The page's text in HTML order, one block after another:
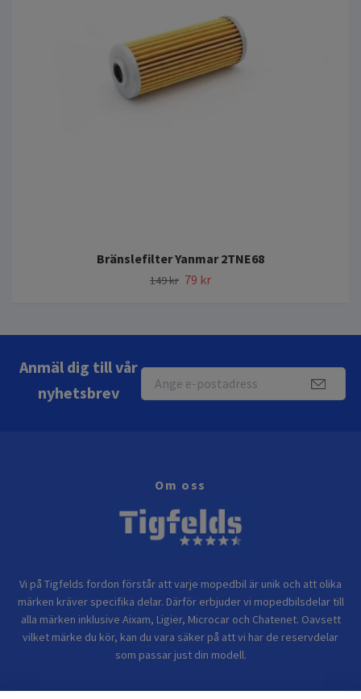
Bränslefilter Yanmar 2TNE68
149 kr 79 kr
Anmäl dig till vår
nyhetsbrev
Om oss
Vi på Tigfelds fordon förstår att varje mopedbil är unik och att olika
märken kräver specifika delar. Därför erbjuder vi mopedbilsdelar till
alla märken inklusive Aixam, Ligier, Microcar och Chatenet. Oavsett
vilket märke du kör, kan du vara säker på att vi har de reservdelar
som passar just din modell.